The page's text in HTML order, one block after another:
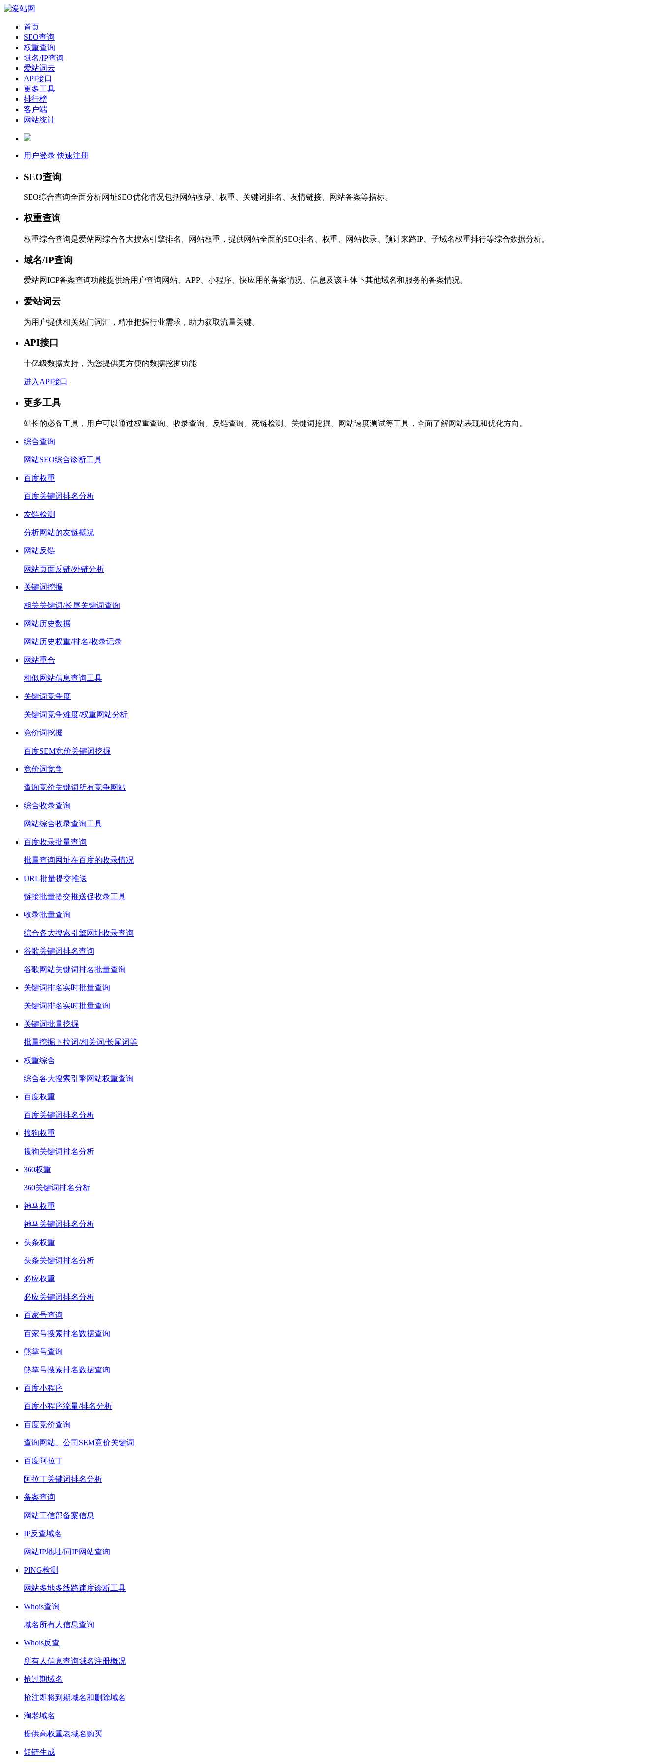
首页
SEO查询
权重查询
域名/IP查询
爱站词云
API接口
更多工具
排行榜
客户端
网站统计
用户登录 快速注册
SEO查询
SEO综合查询全面分析网址SEO优化情况包括网站收录、权重、关键词排名、友情链接、网站备案等指标。
权重查询
权重综合查询是爱站网综合各大搜索引擎排名、网站权重，提供网站全面的SEO排名、权重、网站收录、预计来路IP、子域名权重排行等综合数据分析。
域名/IP查询
爱站网ICP备案查询功能提供给用户查询网站、APP、小程序、快应用的备案情况、信息及该主体下其他域名和服务的备案情况。
爱站词云
为用户提供相关热门词汇，精准把握行业需求，助力获取流量关键。
API接口
十亿级数据支持，为您提供更方便的数据挖掘功能
进入API接口
更多工具
站长的必备工具，用户可以通过权重查询、收录查询、反链查询、死链检测、关键词挖掘、网站速度测试等工具，全面了解网站表现和优化方向。
综合查询
网站SEO综合诊断工具
百度权重
百度关键词排名分析
友链检测
分析网站的友链概况
网站反链
网站页面反链/外链分析
关键词挖掘
相关关键词/长尾关键词查询
网站历史数据
网站历史权重/排名/收录记录
网站重合
相似网站信息查询工具
关键词竞争度
关键词竞争难度/权重网站分析
竞价词挖掘
百度SEM竞价关键词挖掘
竞价词竞争
查询竞价关键词所有竞争网站
综合收录查询
网站综合收录查询工具
百度收录批量查询
批量查询网址在百度的收录情况
URL批量提交推送
链接批量提交推送促收录工具
收录批量查询
综合各大搜索引擎网址收录查询
谷歌关键词排名查询
谷歌网站关键词排名批量查询
关键词排名实时批量查询
关键词排名实时批量查询
关键词批量挖掘
批量挖掘下拉词/相关词/长尾词等
权重综合
综合各大搜索引擎网站权重查询
百度权重
百度关键词排名分析
搜狗权重
搜狗关键词排名分析
360权重
360关键词排名分析
神马权重
神马关键词排名分析
头条权重
头条关键词排名分析
必应权重
必应关键词排名分析
百家号查询
百家号搜索排名数据查询
熊掌号查询
熊掌号搜索排名数据查询
百度小程序
百度小程序流量/排名分析
百度竞价查询
查询网站、公司SEM竞价关键词
百度阿拉丁
阿拉丁关键词排名分析
备案查询
网站工信部备案信息
IP反查域名
网站IP地址/同IP网站查询
PING检测
网站多地多线路速度诊断工具
Whois查询
域名所有人信息查询
Whois反查
所有人信息查询域名注册概况
抢过期域名
抢注即将到期域名和删除域名
淘老域名
提供高权重老域名购买
短链生成